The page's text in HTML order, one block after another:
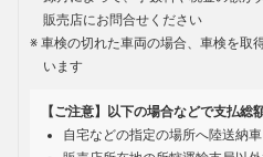
販売店にお問合せください
車検の切れた車両の場合、車検を取
います
【ご注意】以下の場合などで支払総
自宅などの指定の場所へ陸送納